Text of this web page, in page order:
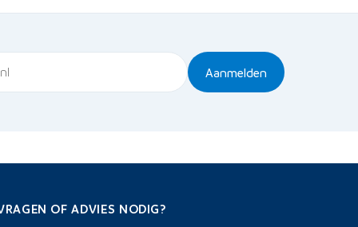
Aanmelden
OF ADVIES NODIG?